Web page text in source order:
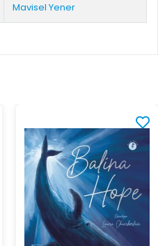
Mavisel Yener